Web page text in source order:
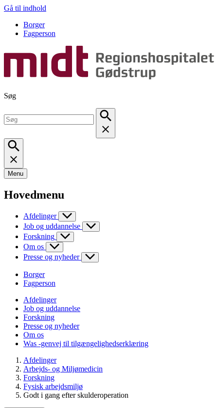
Gå til indhold
Borger
Fagperson
Søg
Menu
Hovedmenu
Afdelinger
Job og uddannelse
Forskning
Om os
Presse og nyheder
Borger
Fagperson
Afdelinger
Job og uddannelse
Forskning
Presse og nyheder
Om os
Was -genvej til tilgængelighedserklæring
Afdelinger
Arbejds- og Miljømedicin
Forskning
Fysisk arbejdsmiljø
Godt i gang efter skulderoperation